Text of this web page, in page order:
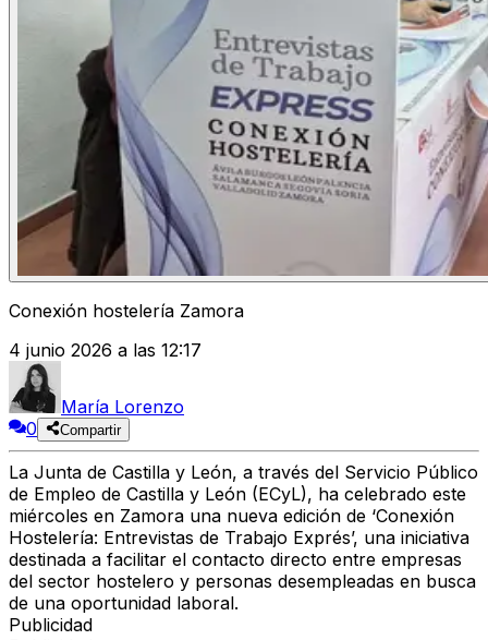
Conexión hostelería Zamora
4 junio 2026 a las 12:17
María Lorenzo
0
Compartir
La Junta de Castilla y León, a través del Servicio Público
de Empleo de Castilla y León (ECyL), ha celebrado este
miércoles en Zamora una nueva edición de ‘Conexión
Hostelería: Entrevistas de Trabajo Exprés’, una iniciativa
destinada a facilitar el contacto directo entre empresas
del sector hostelero y personas desempleadas en busca
de una oportunidad laboral.
Publicidad